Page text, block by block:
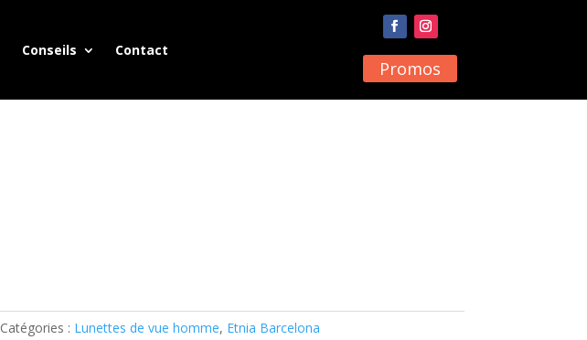
Conseils Contact
Promos
Catégories : Lunettes de vue homme, Etnia Barcelona